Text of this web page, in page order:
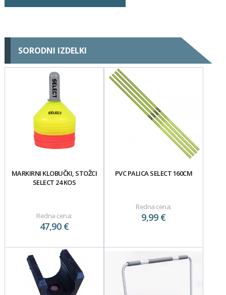
SORODNI IZDELKI
MARKIRNI KLOBUČKI, STOŽCI
SELECT 24 KOS
Redna cena:
47,90 €
PVC PALICA SELECT 160CM
Redna cena:
9,99 €